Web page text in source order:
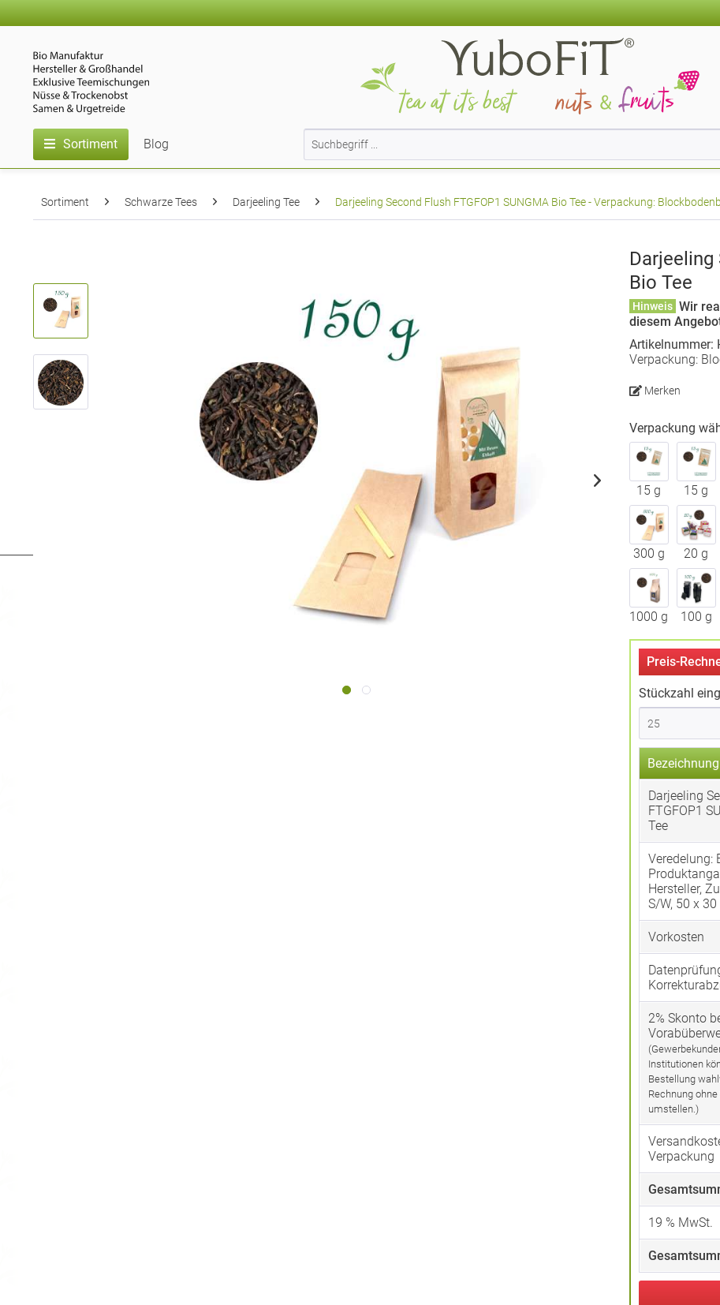
Sortiment Blog
Sortiment Schwarze Tees Darjeeling Tee Darjeeling Second Flush FTGFOP1 SUNGMA Bio Tee - Verpackung:
Darjeeling
Bio Tee
Hinweis Wir
diesem
Artikelnummer:
Verpackung:
Merken
Verpackung
15 g 15 g
300 g 20 g
1000 g 100 g
Preis-
Stückzahl
Bezeichnung
Darjeeling
FTGFOP1
Tee
Veredelung:
Hersteller,
S/W, 50 x
Vorkosten
2% Skonto
Institutionen
Bestellung
Rechnung
umstellen.)
Verpackung
19 % MwSt.